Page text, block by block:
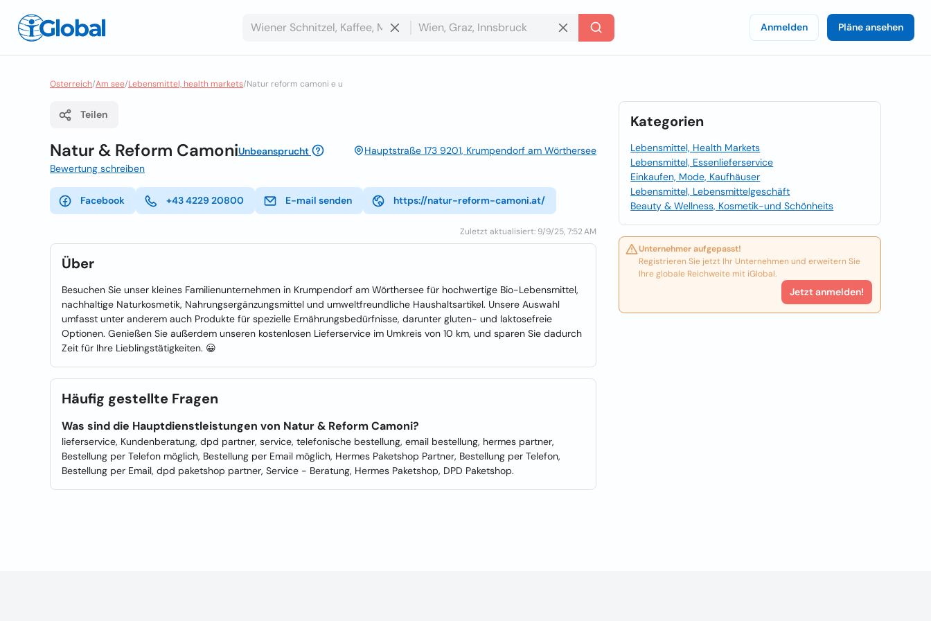
Anmelden Pläne ansehen
Osterreich/Am see/Lebensmittel, health markets/Natur reform camoni e u
Teilen
Natur & Reform CamoniUnbeansprucht
Hauptstraße 173 9201, Krumpendorf am Wörthersee
Bewertung schreiben
Facebook +43 4229 20800 E-mail senden https://natur-reform-camoni.at/
Zuletzt aktualisiert: 9/9/25, 7:52 AM
Über
Besuchen Sie unser kleines Familienunternehmen in Krumpendorf am Wörthersee für hochwertige Bio-Lebensmittel,
nachhaltige Naturkosmetik, Nahrungsergänzungsmittel und umweltfreundliche Haushaltsartikel. Unsere Auswahl
umfasst unter anderem auch Produkte für spezielle Ernährungsbedürfnisse, darunter gluten- und laktosefreie
Optionen. Genießen Sie außerdem unseren kostenlosen Lieferservice im Umkreis von 10 km, und sparen Sie dadurch
Zeit für Ihre Lieblingstätigkeiten. 😀
Häufig gestellte Fragen
Was sind die Hauptdienstleistungen von Natur & Reform Camoni?
lieferservice, Kundenberatung, dpd partner, service, telefonische bestellung, email bestellung, hermes partner,
Bestellung per Telefon möglich, Bestellung per Email möglich, Hermes Paketshop Partner, Bestellung per Telefon,
Bestellung per Email, dpd paketshop partner, Service - Beratung, Hermes Paketshop, DPD Paketshop.
Kategorien
Lebensmittel, Health Markets
Lebensmittel, Essenlieferservice
Einkaufen, Mode, Kaufhäuser
Lebensmittel, Lebensmittelgeschäft
Beauty & Wellness, Kosmetik-und Schönheits
Unternehmer aufgepasst!
Registrieren Sie jetzt Ihr Unternehmen und erweitern Sie
Ihre globale Reichweite mit iGlobal.
Jetzt anmelden!